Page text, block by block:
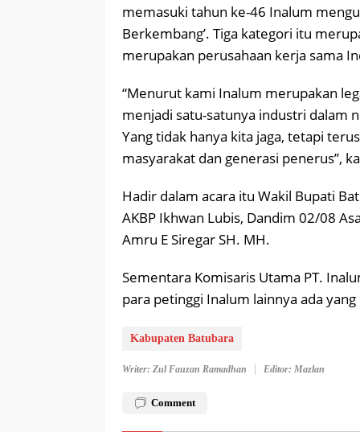
memasuki tahun ke-46 Inalum
Berkembang’. Tiga kategori itu
merupakan perusahaan kerja sama
“Menurut kami Inalum merupakan
menjadi satu-satunya industri dalam
Yang tidak hanya kita jaga, tetapi
masyarakat dan generasi penerus”,
Hadir dalam acara itu Wakil Bupati
AKBP Ikhwan Lubis, Dandim 02/08
Amru E Siregar SH. MH.
Sementara Komisaris Utama PT.
para petinggi Inalum lainnya ada
Kabupaten Batubara
Writer: Zul Fauzan Ramadhan Editor: Mazlan
Comment